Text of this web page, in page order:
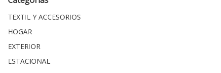
TEXTIL Y ACCESORIOS
HOGAR
EXTERIOR
ESTACIONAL